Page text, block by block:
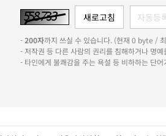
-200자까지 쓰실 수 있습니다. (현재 0 byte /
- 저작권 등 다른 사람의 권리를 침해하거나 명
- 타인에게 불쾌감을 주는 욕설 등 비하하는 단